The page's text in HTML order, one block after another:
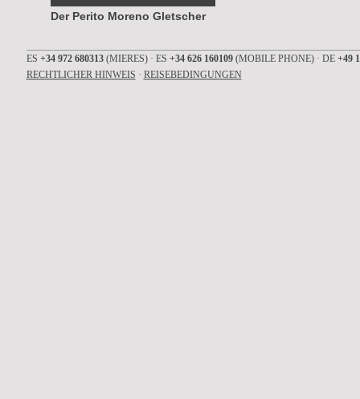
LIVE TV
Der Perito Moreno Gletscher
ES +34 972 680313(MIERES) · ES +34 626 160109(MOBILE PHONE) · DE +49
RECHTLICHER HINWEIS · REISEBEDINGUNGEN